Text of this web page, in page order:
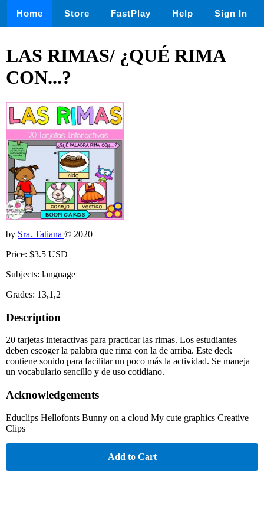
Home Store FastPlay Help Sign In
LAS RIMAS/ ¿QUÉ RIMA
CON...?
by Sra. Tatiana © 2020
Price: $3.5 USD
Subjects: language
Grades: 13,1,2
Description
20 tarjetas interactivas para practicar las rimas. Los estudiantes
deben escoger la palabra que rima con la de arriba. Este deck
contiene sonido para facilitar un poco más la actividad. Se maneja
un vocabulario sencillo y de uso cotidiano.
Acknowledgements
Educlips Hellofonts Bunny on a cloud My cute graphics Creative
Clips
Add to Cart